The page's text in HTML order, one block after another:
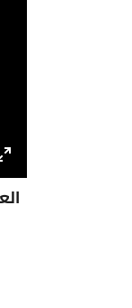
Enter
fullscreen